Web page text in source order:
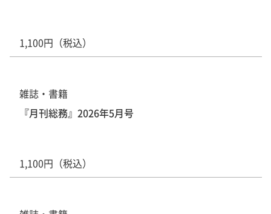
1,100円（税込）
雑誌・書籍
『月刊総務』2026年5月号
1,100円（税込）